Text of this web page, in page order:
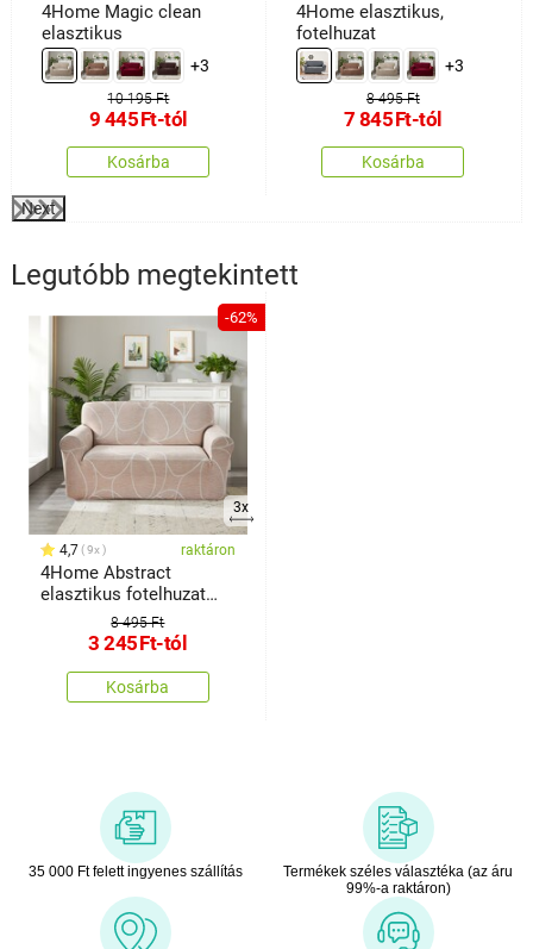
4Home Magic clean
elasztikus
+3
10 195 Ft
9 445Ft-tól
Kosárba
4Home elasztikus,
fotelhuzat
+3
8 495 Ft
7 845Ft-tól
Kosárba
Next
Legutóbb megtekintett
-62%
3x
4,7 9x raktáron
4Home Abstract
elasztikus fotelhuzat
8 495 Ft
3 245Ft-tól
Kosárba
35 000 Ft felett ingyenes szállítás
Termékek széles választéka (az áru
99%-a raktáron)